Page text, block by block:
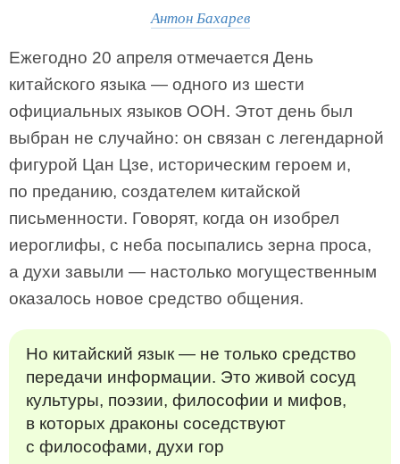
Антон Бахарев
Ежегодно 20 апреля отмечается День
китайского языка — одного из шести
официальных языков ООН. Этот день был
выбран не случайно: он связан с легендарной
фигурой Цан Цзе, историческим героем и,
по преданию, создателем китайской
письменности. Говорят, когда он изобрел
иероглифы, с неба посыпались зерна проса,
а духи завыли — настолько могущественным
оказалось новое средство общения.
Но китайский язык — не только средство
передачи информации. Это живой сосуд
культуры, поэзии, философии и мифов,
в которых драконы соседствуют
с философами, духи гор